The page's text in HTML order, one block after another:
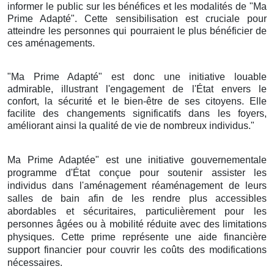
informer le public sur les bénéfices et les modalités de "Ma
Prime Adapté". Cette sensibilisation est cruciale pour
atteindre les personnes qui pourraient le plus bénéficier de
ces aménagements.
"Ma Prime Adapté" est donc une initiative louable
admirable, illustrant l'engagement de l'État envers le
confort, la sécurité et le bien-être de ses citoyens. Elle
facilite des changements significatifs dans les foyers,
améliorant ainsi la qualité de vie de nombreux individus."
Ma Prime Adaptée" est une initiative gouvernementale
programme d'État conçue pour soutenir assister les
individus dans l'aménagement réaménagement de leurs
salles de bain afin de les rendre plus accessibles
abordables et sécuritaires, particulièrement pour les
personnes âgées ou à mobilité réduite avec des limitations
physiques. Cette prime représente une aide financière
support financier pour couvrir les coûts des modifications
nécessaires.